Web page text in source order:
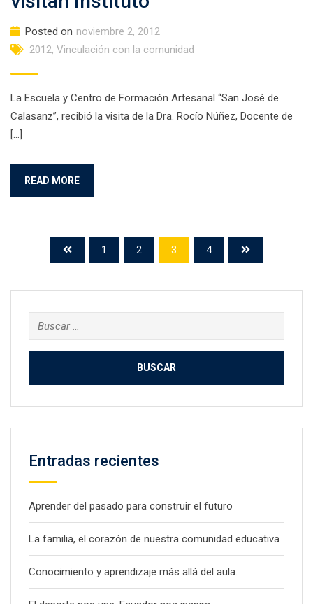
Posted on noviembre 2, 2012
2012, Vinculación con la comunidad
La Escuela y Centro de Formación Artesanal “San José de
Calasanz”, recibió la visita de la Dra. Rocío Núñez, Docente de
[…]
READ MORE
1 2 3 4
Buscar:
Entradas recientes
Aprender del pasado para construir el futuro
La familia, el corazón de nuestra comunidad educativa
Conocimiento y aprendizaje más allá del aula.